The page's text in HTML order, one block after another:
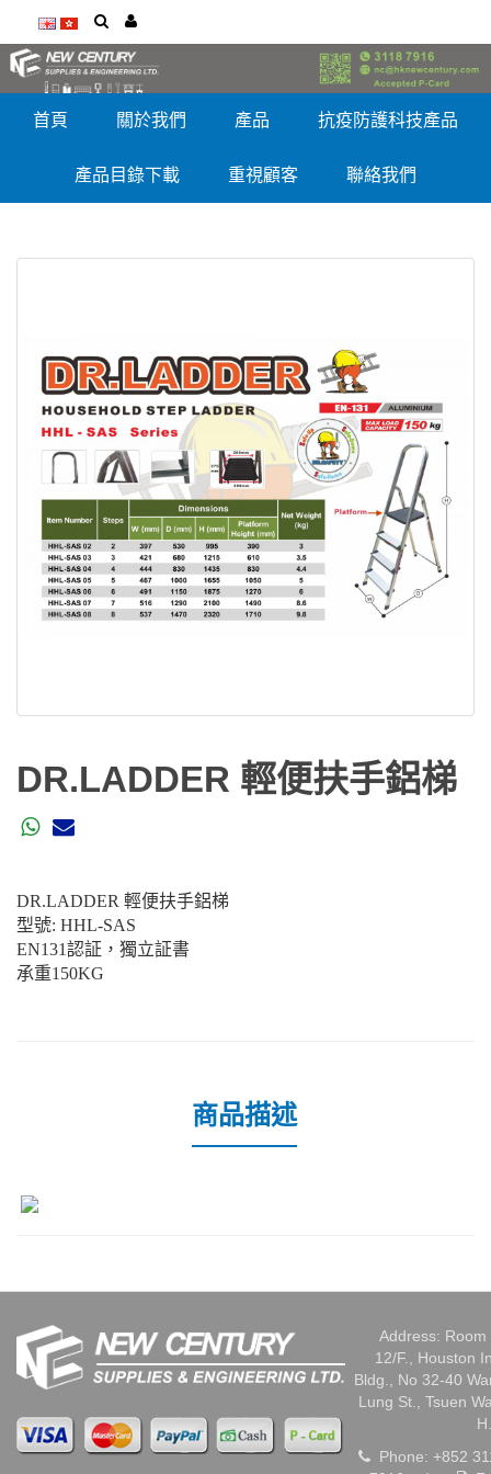
首頁 關於我們 產品 抗疫防護科技產品
產品目錄下載 重視顧客 聯絡我們
DR.LADDER 輕便扶手鋁梯
DR.LADDER 輕便扶手鋁梯
型號: HHL-SAS
EN131認証，獨立証書
承重150KG
商品描述
Address: Room
12/F., Houston
Bldg., No 32-40
Lung St., Tsuen
Phone: +852